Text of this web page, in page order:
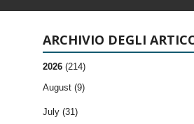
ARCHIVIO DEGLI
2026 (214)
August (9)
July (31)